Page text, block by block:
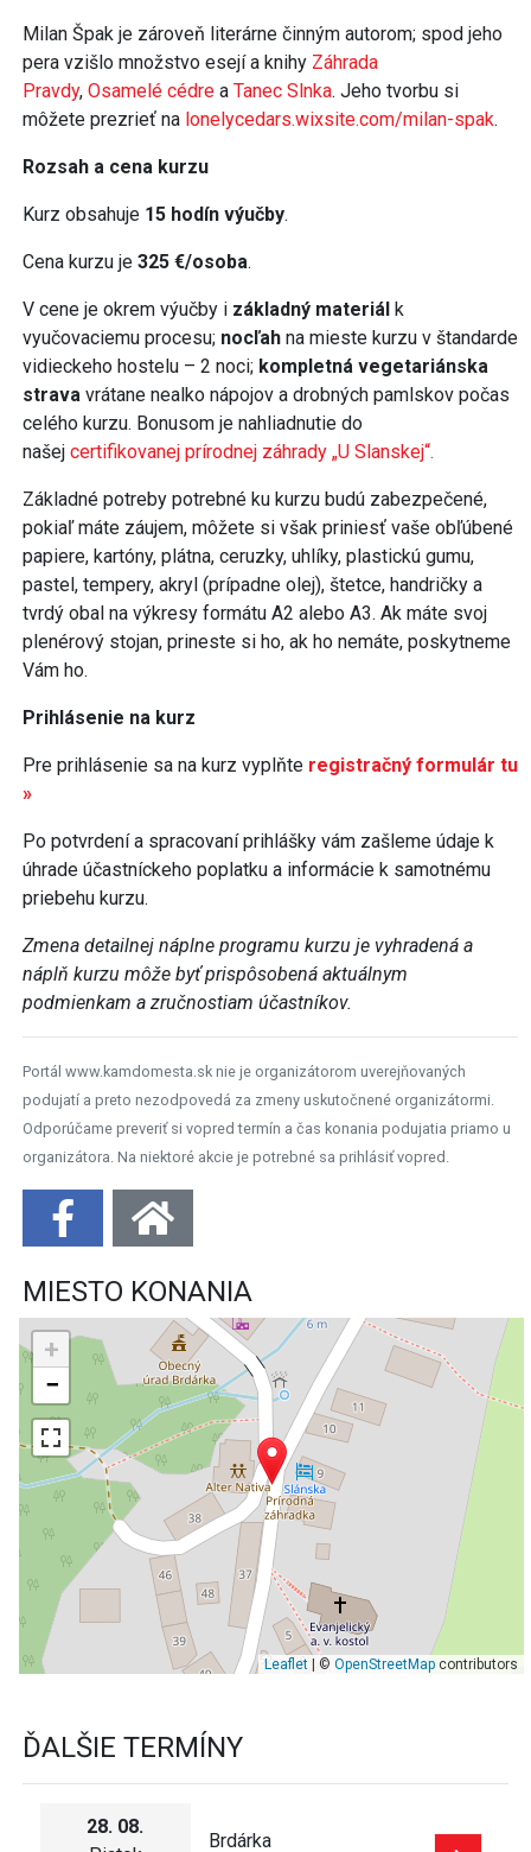
Milan Špak je zároveň literárne činným autorom; spod jeho
pera vzišlo množstvo esejí a knihy Záhrada
Pravdy, Osamelé cédre a Tanec Slnka. Jeho tvorbu si
môžete prezrieť na lonelycedars.wixsite.com/milan-spak.
Rozsah a cena kurzu
Kurz obsahuje 15 hodín výučby.
Cena kurzu je 325 €/osoba.
V cene je okrem výučby i základný materiál k
vyučovaciemu procesu; nocľah na mieste kurzu v štandarde
vidieckeho hostelu – 2 noci; kompletná vegetariánska
strava vrátane nealko nápojov a drobných pamlskov počas
celého kurzu. Bonusom je nahliadnutie do
našej certifikovanej prírodnej záhrady „U Slanskej“.
Základné potreby potrebné ku kurzu budú zabezpečené,
pokiaľ máte záujem, môžete si však priniesť vaše obľúbené
papiere, kartóny, plátna, ceruzky, uhlíky, plastickú gumu,
pastel, tempery, akryl (prípadne olej), štetce, handričky a
tvrdý obal na výkresy formátu A2 alebo A3. Ak máte svoj
plenérový stojan, prineste si ho, ak ho nemáte, poskytneme
Vám ho.
Prihlásenie na kurz
Pre prihlásenie sa na kurz vyplňte registračný formulár tu
»
Po potvrdení a spracovaní prihlášky vám zašleme údaje k
úhrade účastníckeho poplatku a informácie k samotnému
priebehu kurzu.
Zmena detailnej náplne programu kurzu je vyhradená a
náplň kurzu môže byť prispôsobená aktuálnym
podmienkam a zručnostiam účastníkov.
Portál www.kamdomesta.sk nie je organizátorom uverejňovaných
podujatí a preto nezodpovedá za zmeny uskutočnené organizátormi.
Odporúčame preveriť si vopred termín a čas konania podujatia priamo u
organizátora. Na niektoré akcie je potrebné sa prihlásiť vopred.
MIESTO KONANIA
+
−
Leaflet| © OpenStreetMapcontributors
ĎALŠIE TERMÍNY
28. 08.
Brdárka